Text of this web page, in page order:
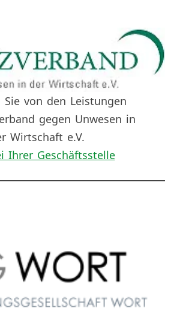
Sie von den Leistungen
gegen Unwesen in
Wirtschaft e.V.
Ihrer Geschäftsstelle